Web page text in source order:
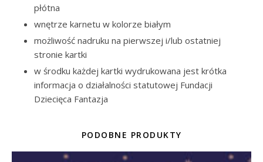
płótna
wnętrze karnetu w kolorze białym
możliwość nadruku na pierwszej i/lub ostatniej
stronie kartki
w środku każdej kartki wydrukowana jest krótka
informacja o działalności statutowej Fundacji
Dziecięca Fantazja
PODOBNE PRODUKTY